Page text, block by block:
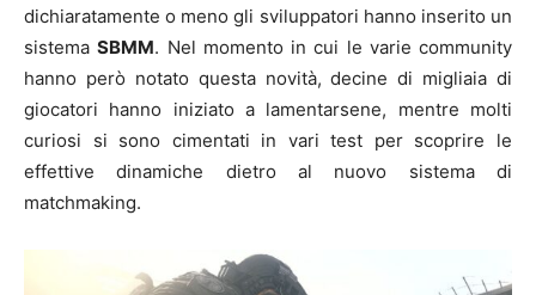
dichiaratamente o meno gli sviluppatori hanno inserito un
sistemaSBMM. Nel momento in cui le varie community
hanno però notato questa novità, decine di migliaia di
giocatori hanno iniziato a lamentarsene, mentre molti
curiosi si sono cimentati in vari test per scoprire le
effettive dinamiche dietro al nuovo sistema di
matchmaking.